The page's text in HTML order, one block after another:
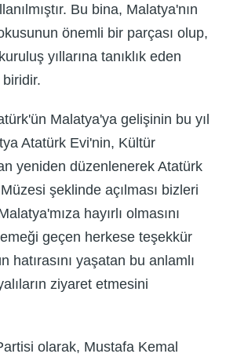
Bu bina, Malatya'nın
önemli bir parçası olup,
yıllarına tanıklık eden
Malatya'ya gelişinin bu yıl
Atatürk Evi'nin, Kültür
yeniden düzenlenerek Atatürk
şeklinde açılması bizleri
hayırlı olmasını
geçen herkese teşekkür
hatırasını yaşatan bu anlamlı
ziyaret etmesini
olarak, Mustafa Kemal